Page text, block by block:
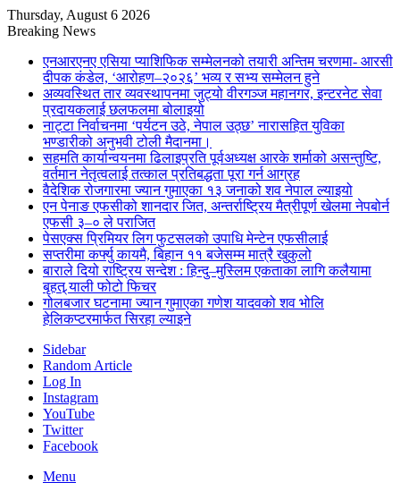
Thursday, August 6 2026
Breaking News
एनआरएनए एसिया प्याशिफिक सम्मेलनको तयारी अन्तिम चरणमा- आरसी
दीपक कंडेल, ‘आरोहण–२०२६’ भव्य र सभ्य सम्मेलन हुने
अव्यवस्थित तार व्यवस्थापनमा जुट्यो वीरगञ्ज महानगर, इन्टरनेट सेवा
प्रदायकलाई छलफलमा बोलाइयो
नाट्टा निर्वाचनमा ‘पर्यटन उठे, नेपाल उठ्छ’ नारासहित युविका
भण्डारीको अनुभवी टोली मैदानमा।
सहमति कार्यान्वयनमा ढिलाइप्रति पूर्वअध्यक्ष आरके शर्माको असन्तुष्टि,
वर्तमान नेतृत्वलाई तत्काल प्रतिबद्धता पूरा गर्न आग्रह
वैदेशिक रोजगारमा ज्यान गुमाएका १३ जनाको शव नेपाल ल्याइयो
एन पेनाङ एफसीको शानदार जित, अन्तर्राष्ट्रिय मैत्रीपूर्ण खेलमा नेपबोर्न
एफसी ३–० ले पराजित
पेसएक्स प्रिमियर लिग फुटसलको उपाधि मेन्टेन एफसीलाई
सप्तरीमा कर्फ्यु कायमै, बिहान ११ बजेसम्म मात्रै खुकुलो
बाराले दियो राष्ट्रिय सन्देश : हिन्दु–मुस्लिम एकताका लागि कलैयामा
बृहत् र्‍याली फोटो फिचर
गोलबजार घटनामा ज्यान गुमाएका गणेश यादवको शव भोलि
हेलिकप्टरमार्फत सिरहा ल्याइने
Sidebar
Random Article
Log In
Instagram
YouTube
Twitter
Facebook
Menu